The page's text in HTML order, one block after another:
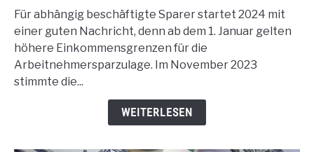
funktioniert
die
Arbeitnehmersparzulage?
Für abhängig beschäftigte Sparer startet 2024 mit
einer guten Nachricht, denn ab dem 1. Januar gelten
höhere Einkommensgrenzen für die
Arbeitnehmersparzulage. Im November 2023
stimmte die...
WEITERLESEN